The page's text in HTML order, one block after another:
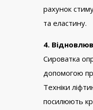
рахунок
та еластину.
4.
Сироватка
допомогою
Техніки
посилюють